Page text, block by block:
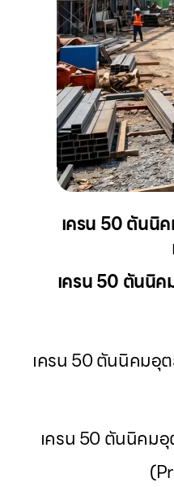
เครน 50 ตันนิ
เครน 50 ตันนิ
เครน 50 ตันนิคมอุ
เครน 50 ตันนิคม